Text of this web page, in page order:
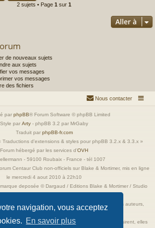
navigation, vous acceptez
En savoir plus
2 sujets • Page 1 sur 1
Aller à
de nouveaux sujets
aux sujets
vos messages
vos messages
des fichiers
Nous contacter
par phpBB® Forum Software © phpBB Limited
Style par Arty - phpBB 3.2 par MrGaby
Traduit par phpBB-fr.com
Traductions d'extensions & styles pour phpBB 3.2.x & 3.3.x »
Forum hébergé par les services d’OVH
- 59100 Roubaix - France - tél 1007
Centaur Club non-officiels sur Blake & Mortimer, mis en ligne
le mercredi 4 aout 2010 à 22h10
deposée © Dargaud / Editions Blake & Mortimer / Studio
dans ces pages sont la propriété exclusive de leurs auteurs,
ayant droits et/ou éditeurs.
référence ou d'illustration. Si les propriétaires le désirent, elles